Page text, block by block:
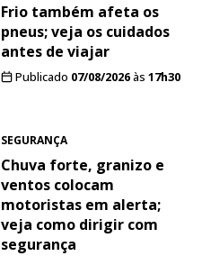
Frio também afeta os
pneus; veja os cuidados
antes de viajar
Publicado 07/08/2026às 17h30
SEGURANÇA
Chuva forte, granizo e
ventos colocam
motoristas em alerta;
veja como dirigir com
segurança